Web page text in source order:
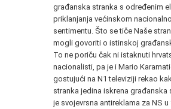
građanska stranka s određenim
priklanjanja većinskom
sentimentu. Što se tiče Naše
mogli govoriti o istinskoj
To ne poriču čak ni istaknuti
nacionalisti, pa je i Mario
gostujući na N1 televiziji rekao
stranka jedina iskrena građanska
je svojevrsna antireklama za NS u